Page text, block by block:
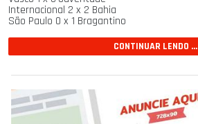
Internacional 2 x 2 Bahia
São Paulo 0 x 1 Bragantino
CONTINUAR LENDO ...